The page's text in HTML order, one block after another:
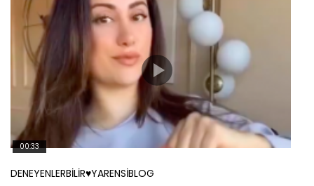
00:33
DENEYENLERBİLİR♥️YARENSİBLOG